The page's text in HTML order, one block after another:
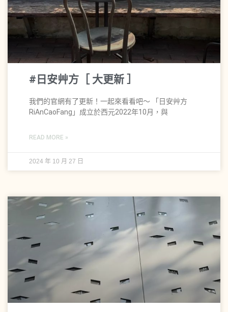
#日安艸方［ 大更新 ］
我們的官網有了更新！一起來看看吧～ 「日安艸方
RiAnCaoFang」成立於西元2022年10月，與
READ MORE »
2024 年 10 月 27 日